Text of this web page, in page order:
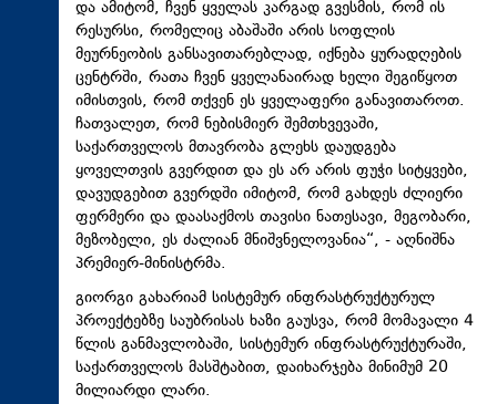
და ამიტომ, ჩვენ ყველას კარგად გვესმის, რომ ის
რესურსი, რომელიც აბაშაში არის სოფლის
მეურნეობის განსავითარებლად, იქნება ყურადღების
ცენტრში, რათა ჩვენ ყველანაირად ხელი შეგიწყოთ
იმისთვის, რომ თქვენ ეს ყველაფერი განავითაროთ.
ჩათვალეთ, რომ ნებისმიერ შემთხვევაში,
საქართველოს მთავრობა გლეხს დაუდგება
ყოველთვის გვერდით და ეს არ არის ფუჭი სიტყვები,
დავუდგებით გვერდში იმიტომ, რომ გახდეს ძლიერი
ფერმერი და დაასაქმოს თავისი ნათესავი, მეგობარი,
მეზობელი, ეს ძალიან მნიშვნელოვანია“, - აღნიშნა
პრემიერ-მინისტრმა.
გიორგი გახარიამ სისტემურ ინფრასტრუქტურულ
პროექტებზე საუბრისას ხაზი გაუსვა, რომ მომავალი 4
წლის განმავლობაში, სისტემურ ინფრასტრუქტურაში,
საქართველოს მასშტაბით, დაიხარჯება მინიმუმ 20
მილიარდი ლარი.